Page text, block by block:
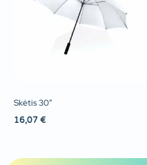
Skėtis 30″
16,07 €